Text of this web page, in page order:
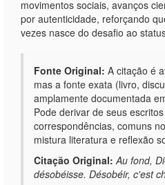
movimentos sociais, avanços
por autenticidade, reforçando
vezes nasce do desafio ao
Fonte Original: A citação é
mas a fonte exata (livro,
amplamente documentada
Pode derivar de seus
correspondências, comuns
mistura literatura e reflexão
Citação Original: Au fond,
désobéisse. Désobéir, c'est